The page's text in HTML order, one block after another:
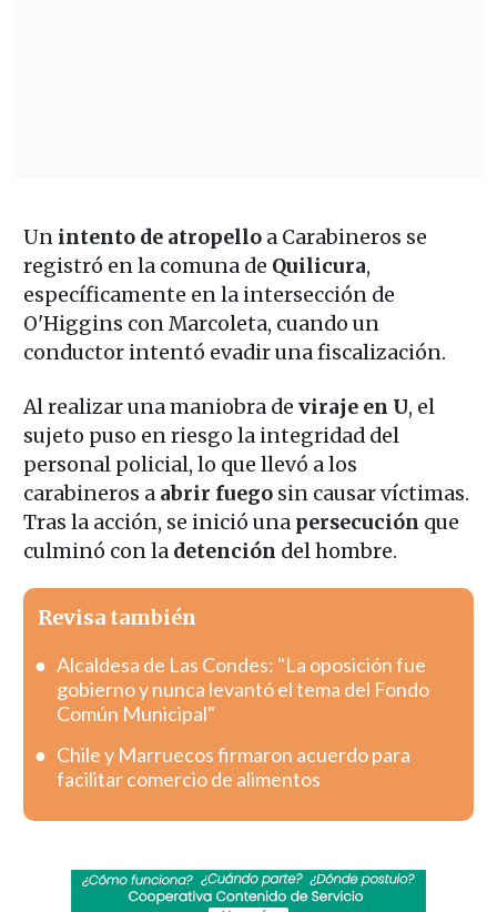
Un intento de atropelloa Carabineros se
registró en la comuna de Quilicura,
específicamente en la intersección de
O'Higgins con Marcoleta, cuando un
conductor intentó evadir una fiscalización.
Al realizar una maniobra de viraje en U, el
sujeto puso en riesgo la integridad del
personal policial, lo que llevó a los
carabineros a abrir fuegosin causar víctimas.
Tras la acción, se inició una persecución que
culminó con la detención del hombre.
Revisa también
Alcaldesa de Las Condes: "La oposición fue
gobierno y nunca levantó el tema del Fondo
Común Municipal"
Chile y Marruecos firmaron acuerdo para
facilitar comercio de alimentos